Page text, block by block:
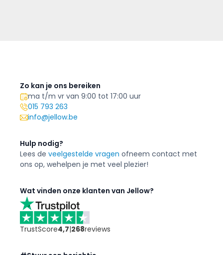
Zo kan je ons bereiken
ma t/m vr van 9:00 tot 17:00 uur
015 793 263
info@jellow.be
Hulp nodig?
Lees de veelgestelde vragen ofneem contact met
ons op, wehelpen je met veel plezier!
Wat vinden onze klanten van Jellow?
TrustScore4,7|268reviews